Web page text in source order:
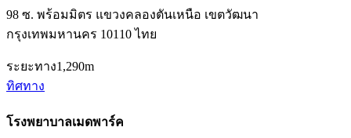
98 ซ. พร้อมมิตร แขวงคลองตันเหนือ เขตวัฒนา
กรุงเทพมหานคร 10110 ไทย
ระยะทาง1,290m
ทิศทาง
โรงพยาบาลเมดพาร์ค